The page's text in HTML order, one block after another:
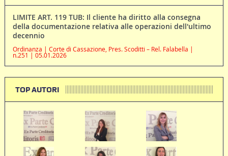
LIMITE ART. 119 TUB: Il cliente ha diritto alla consegna
della documentazione relativa alle operazioni dell'ultimo
decennio
Ordinanza | Corte di Cassazione, Pres. Scoditti – Rel. Falabella |
n.251 | 05.01.2026
TOP AUTORI